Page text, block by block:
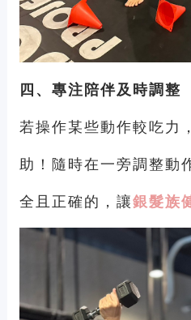
四、專注陪伴及時調整
若操作某些動作較吃力，
助！隨時在一旁調整動
全且正確的，讓銀髮族